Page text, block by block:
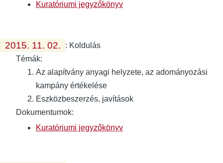
Kuratóriumi jegyzőkönyv
2015. 11. 02. : Koldulás
Témák:
Az alapítvány anyagi helyzete, az adományozási
kampány értékelése
Eszközbeszerzés, javítások
Dokumentumok:
Kuratóriumi jegyzőkönyv